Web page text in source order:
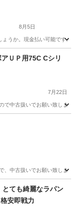
8月5日
うか。現金払い可能です。
ＵＰ用75C Cシリ
7月22日
で中古扱いでお願い致しま
、中古扱いでお願い致します
ても綺麗なラパン
安即戦力